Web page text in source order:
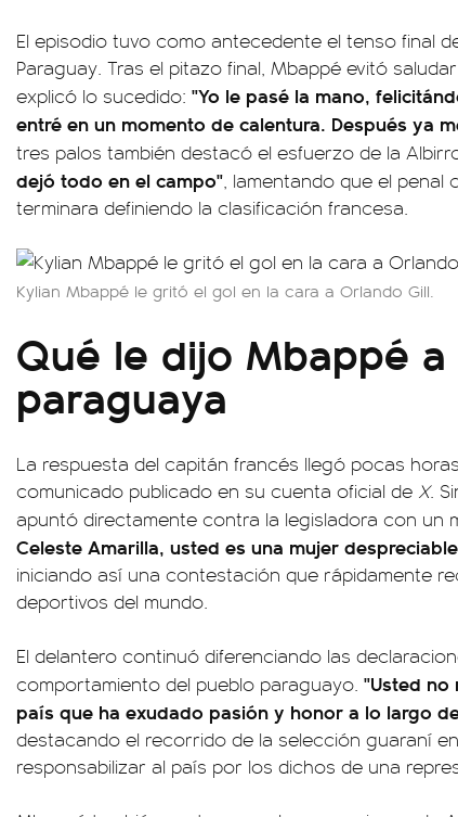
El episodio tuvo como antecedente el tenso final
Paraguay. Tras el pitazo final, Mbappé evitó
explicó lo sucedido: "Yo le pasé la mano,
entré en un momento de calentura. Después ya
tres palos también destacó el esfuerzo de la
dejó todo en el campo", lamentando que el
terminara definiendo la clasificación francesa.
Kylian Mbappé le gritó el gol en la cara a Orlando Gill.
Qué le dijo Mbappé
paraguaya
La respuesta del capitán francés llegó pocas
comunicado publicado en su cuenta oficial de X.
apuntó directamente contra la legisladora con un
Celeste Amarilla, usted es una mujer
iniciando así una contestación que rápidamente
deportivos del mundo.
El delantero continuó diferenciando las
comportamiento del pueblo paraguayo. "Usted no
país que ha exudado pasión y honor a lo largo
destacando el recorrido de la selección guaraní
responsabilizar al país por los dichos de una